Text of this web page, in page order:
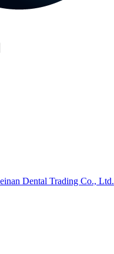
Dental Trading Co., Ltd.